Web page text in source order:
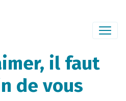
il faut
de vous